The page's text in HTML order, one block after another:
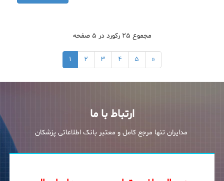
مجموع ۲۵ رکورد در ۵ صفحه
۱ ۲ ۳ ۴ ۵ »
ارتباط با ما